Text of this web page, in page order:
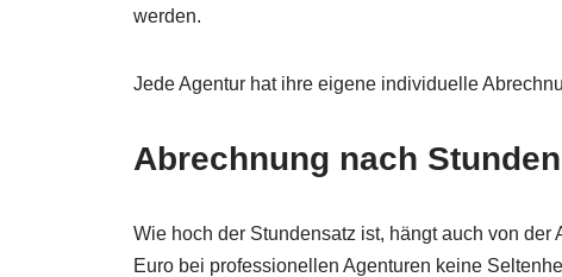
werden.
Jede Agentur hat ihre eigene individuelle
Abrechnung nach
Wie hoch der Stundensatz ist, hängt auch von
Euro bei professionellen Agenturen keine